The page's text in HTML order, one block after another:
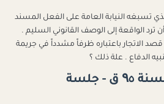
تسبغه النيابة العامة على الفعل المسند
ترد الواقعة إلى الوصف القانوني السليم .
الاتجار باعتباره ظرفاً مشدداً في جريمة
الدفاع . علة ذلك ؟
الطعن رقم ۹۸٦۰ لسنة ۹٥ ق - جلسة